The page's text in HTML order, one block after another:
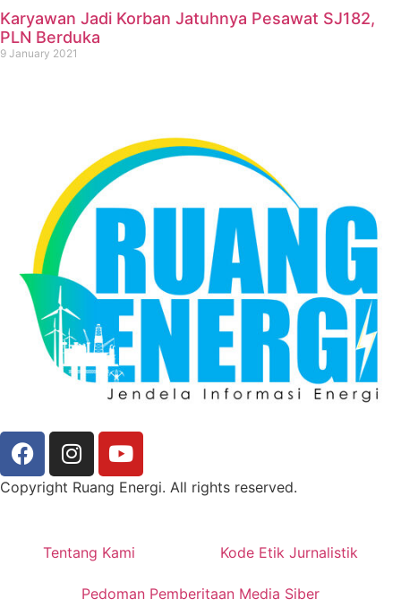
Karyawan Jadi Korban Jatuhnya Pesawat SJ182,
PLN Berduka
9 January 2021
Copyright Ruang Energi. All rights reserved.
Tentang Kami Kode Etik Jurnalistik
Pedoman Pemberitaan Media Siber